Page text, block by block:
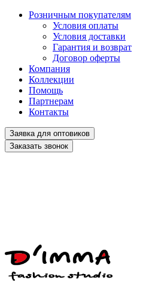
Розничным покупателям
Условия оплаты
Условия доставки
Гарантия и возврат
Договор оферты
Компания
Коллекции
Помощь
Партнерам
Контакты
Заявка для оптовиков
Заказать звонок